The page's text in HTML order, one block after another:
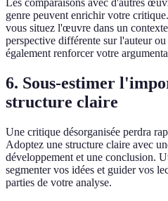
Les comparaisons avec d'autres
genre peuvent enrichir votre
vous situez l'œuvre dans un
perspective différente sur l'auteur
également renforcer votre
6. Sous-estimer
structure claire
Une critique désorganisée perdra
Adoptez une structure claire avec
développement et une conclusion.
segmenter vos idées et guider vos
parties de votre analyse.